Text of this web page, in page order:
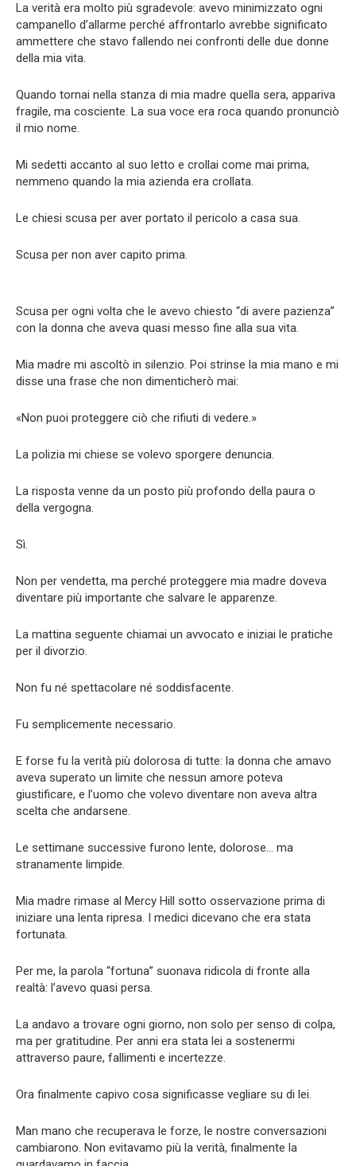
La verità era molto più sgradevole: avevo minimizzato ogni
campanello d’allarme perché affrontarlo avrebbe significato
ammettere che stavo fallendo nei confronti delle due donne
della mia vita.
Quando tornai nella stanza di mia madre quella sera, appariva
fragile, ma cosciente. La sua voce era roca quando pronunciò
il mio nome.
Mi sedetti accanto al suo letto e crollai come mai prima,
nemmeno quando la mia azienda era crollata.
Le chiesi scusa per aver portato il pericolo a casa sua.
Scusa per non aver capito prima.
Scusa per ogni volta che le avevo chiesto “di avere pazienza”
con la donna che aveva quasi messo fine alla sua vita.
Mia madre mi ascoltò in silenzio. Poi strinse la mia mano e mi
disse una frase che non dimenticherò mai:
«Non puoi proteggere ciò che rifiuti di vedere.»
La polizia mi chiese se volevo sporgere denuncia.
La risposta venne da un posto più profondo della paura o
della vergogna.
Sì.
Non per vendetta, ma perché proteggere mia madre doveva
diventare più importante che salvare le apparenze.
La mattina seguente chiamai un avvocato e iniziai le pratiche
per il divorzio.
Non fu né spettacolare né soddisfacente.
Fu semplicemente necessario.
E forse fu la verità più dolorosa di tutte: la donna che amavo
aveva superato un limite che nessun amore poteva
giustificare, e l’uomo che volevo diventare non aveva altra
scelta che andarsene.
Le settimane successive furono lente, dolorose… ma
stranamente limpide.
Mia madre rimase al Mercy Hill sotto osservazione prima di
iniziare una lenta ripresa. I medici dicevano che era stata
fortunata.
Per me, la parola “fortuna” suonava ridicola di fronte alla
realtà: l’avevo quasi persa.
La andavo a trovare ogni giorno, non solo per senso di colpa,
ma per gratitudine. Per anni era stata lei a sostenermi
attraverso paure, fallimenti e incertezze.
Ora finalmente capivo cosa significasse vegliare su di lei.
Man mano che recuperava le forze, le nostre conversazioni
cambiarono. Non evitavamo più la verità, finalmente la